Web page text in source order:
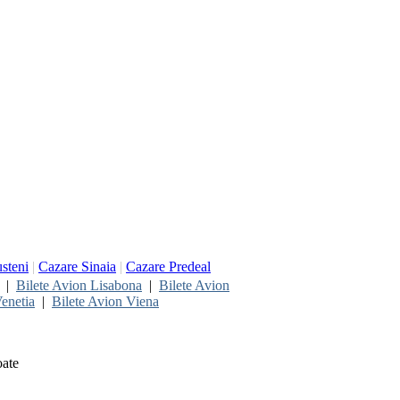
| Cazare Sinaia | Cazare Predeal
| Bilete Avion Lisabona | Bilete Avion
| Bilete Avion Viena